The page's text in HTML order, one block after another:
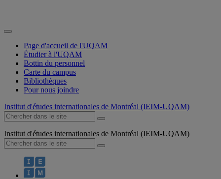
Page d'accueil de l'UQAM
Étudier à l'UQAM
Bottin du personnel
Carte du campus
Bibliothèques
Pour nous joindre
Institut d'études internationales de Montréal (IEIM-UQAM)
Institut d'études internationales de Montréal (IEIM-UQAM)